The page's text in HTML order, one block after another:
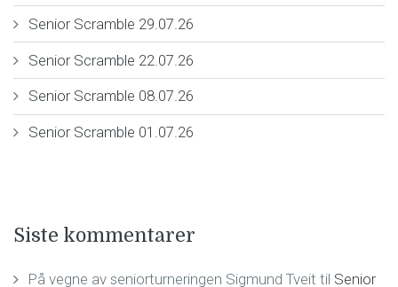
Senior Scramble 29.07.26
Senior Scramble 22.07.26
Senior Scramble 08.07.26
Senior Scramble 01.07.26
Siste kommentarer
På vegne av seniorturneringen Sigmund Tveit til Senior